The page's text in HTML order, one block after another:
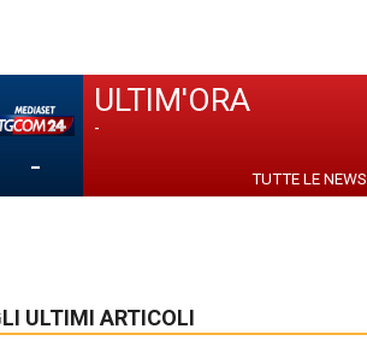
-
ULTIM'ORA
-
TUTTE LE NEWS
ULTIMI ARTICOLI